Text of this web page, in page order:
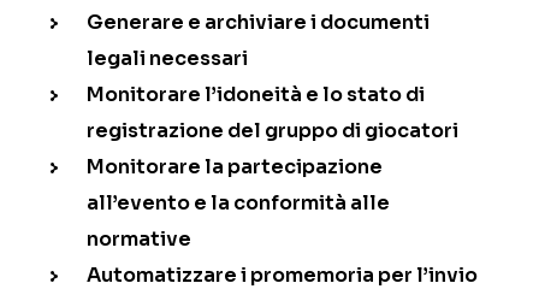
Generare e archiviare i documenti
legali necessari
Monitorare l’idoneità e lo stato di
registrazione del gruppo di giocatori
Monitorare la partecipazione
all’evento e la conformità alle
normative
Automatizzare i promemoria per l’invio